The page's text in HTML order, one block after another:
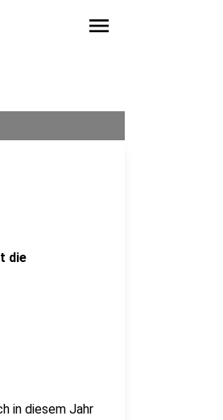
menu
die
in diesem Jahr